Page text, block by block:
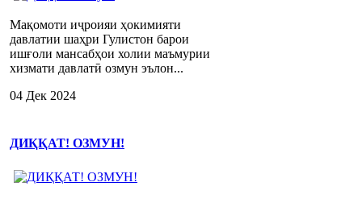
Мақомоти иҷроияи ҳокимияти
давлатии шаҳри Гулистон барои
ишғоли мансабҳои холии маъмурии
хизмати давлатӣ озмун эълон...
04 Дек 2024
ДИҚҚАТ! ОЗМУН!